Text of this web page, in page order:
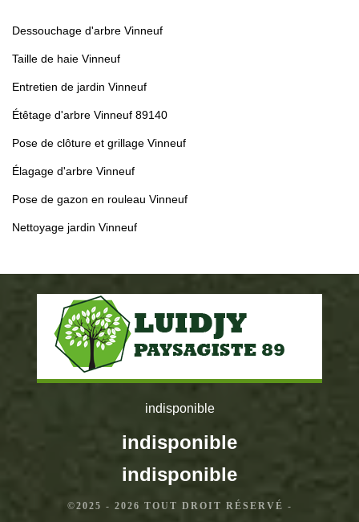
Dessouchage d'arbre Vinneuf
Taille de haie Vinneuf
Entretien de jardin Vinneuf
Étêtage d'arbre Vinneuf 89140
Pose de clôture et grillage Vinneuf
Élagage d'arbre Vinneuf
Pose de gazon en rouleau Vinneuf
Nettoyage jardin Vinneuf
indisponible
indisponible
indisponible
©2025 - 2026 TOUT DROIT RÉSERVÉ -